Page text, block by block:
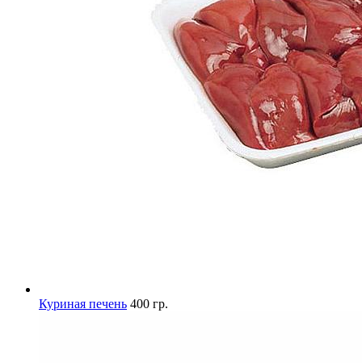
Куриная печень 400 гр.